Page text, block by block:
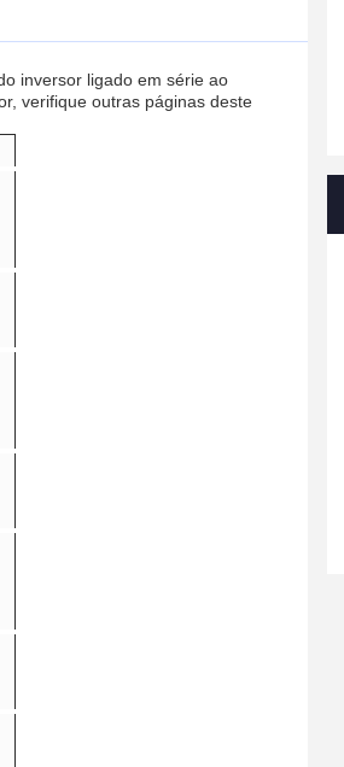
inversor ligado em série ao
verifique outras páginas deste